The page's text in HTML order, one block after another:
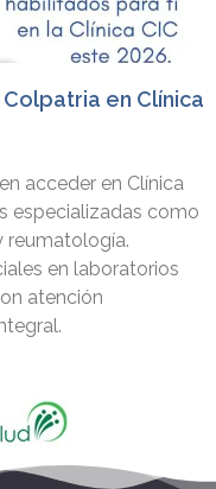
en Clínica
acceder en Clínica
especializadas como
reumatología.
en laboratorios
atención